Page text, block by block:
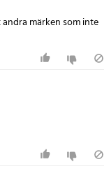
märken som inte